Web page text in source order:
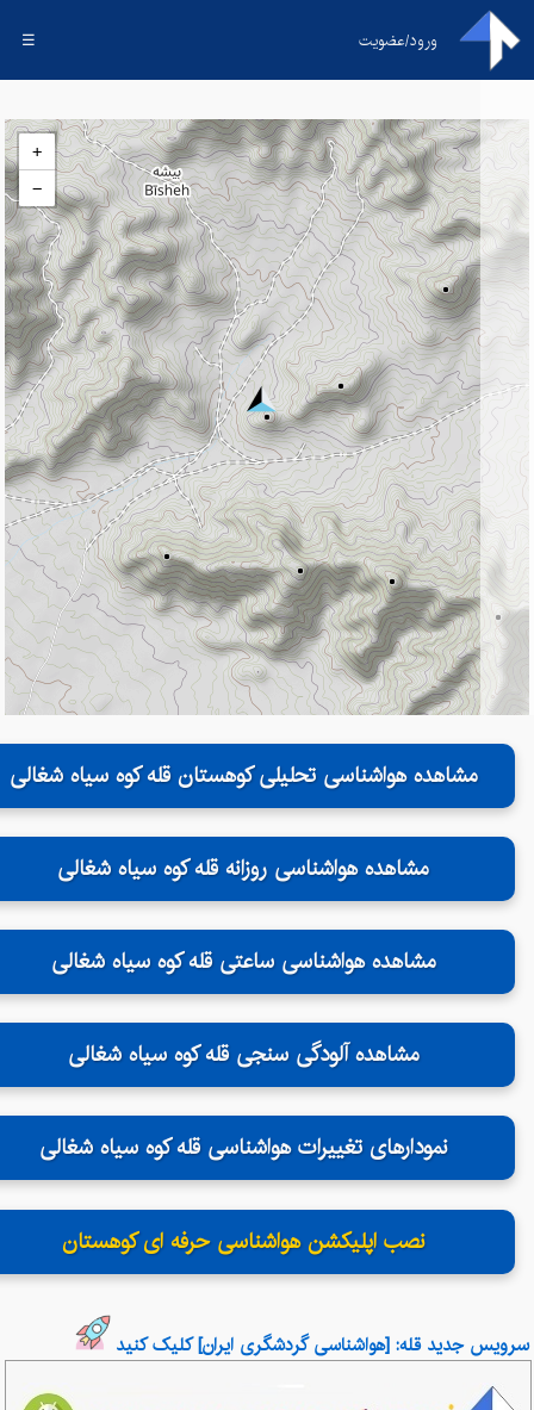
ورود/عضویت ☰
+
−
مشاهده هواشناسی تحلیلی کوهستان قله کوه سیاه شغالی
مشاهده هواشناسی روزانه قله کوه سیاه شغالی
مشاهده هواشناسی ساعتی قله کوه سیاه شغالی
مشاهده آلودگی سنجی قله کوه سیاه شغالی
نمودارهای تغییرات هواشناسی قله کوه سیاه شغالی
نصب اپلیکشن هواشناسی حرفه ای کوهستان
سرویس جدید قله: [هواشناسی گردشگری ایران] کلیک کنید